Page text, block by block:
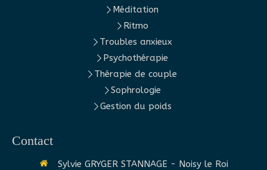
Méditation
Ritmo
Troubles anxieux
Psychothérapie
Thérapie de couple
Sophrologie
Gestion du poids
Contact
Sylvie GRYGER STANNAGE - Noisy le Roi